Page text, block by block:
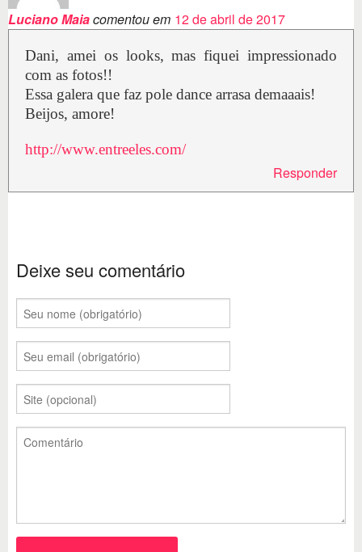
Luciano Maiacomentou em 12 de abril de 2017
Dani, amei os looks, mas fiquei impressionado
com as fotos!!
Essa galera que faz pole dance arrasa demaaais!
Beijos, amore!
http://www.entreeles.com/
Responder
Deixe seu comentário